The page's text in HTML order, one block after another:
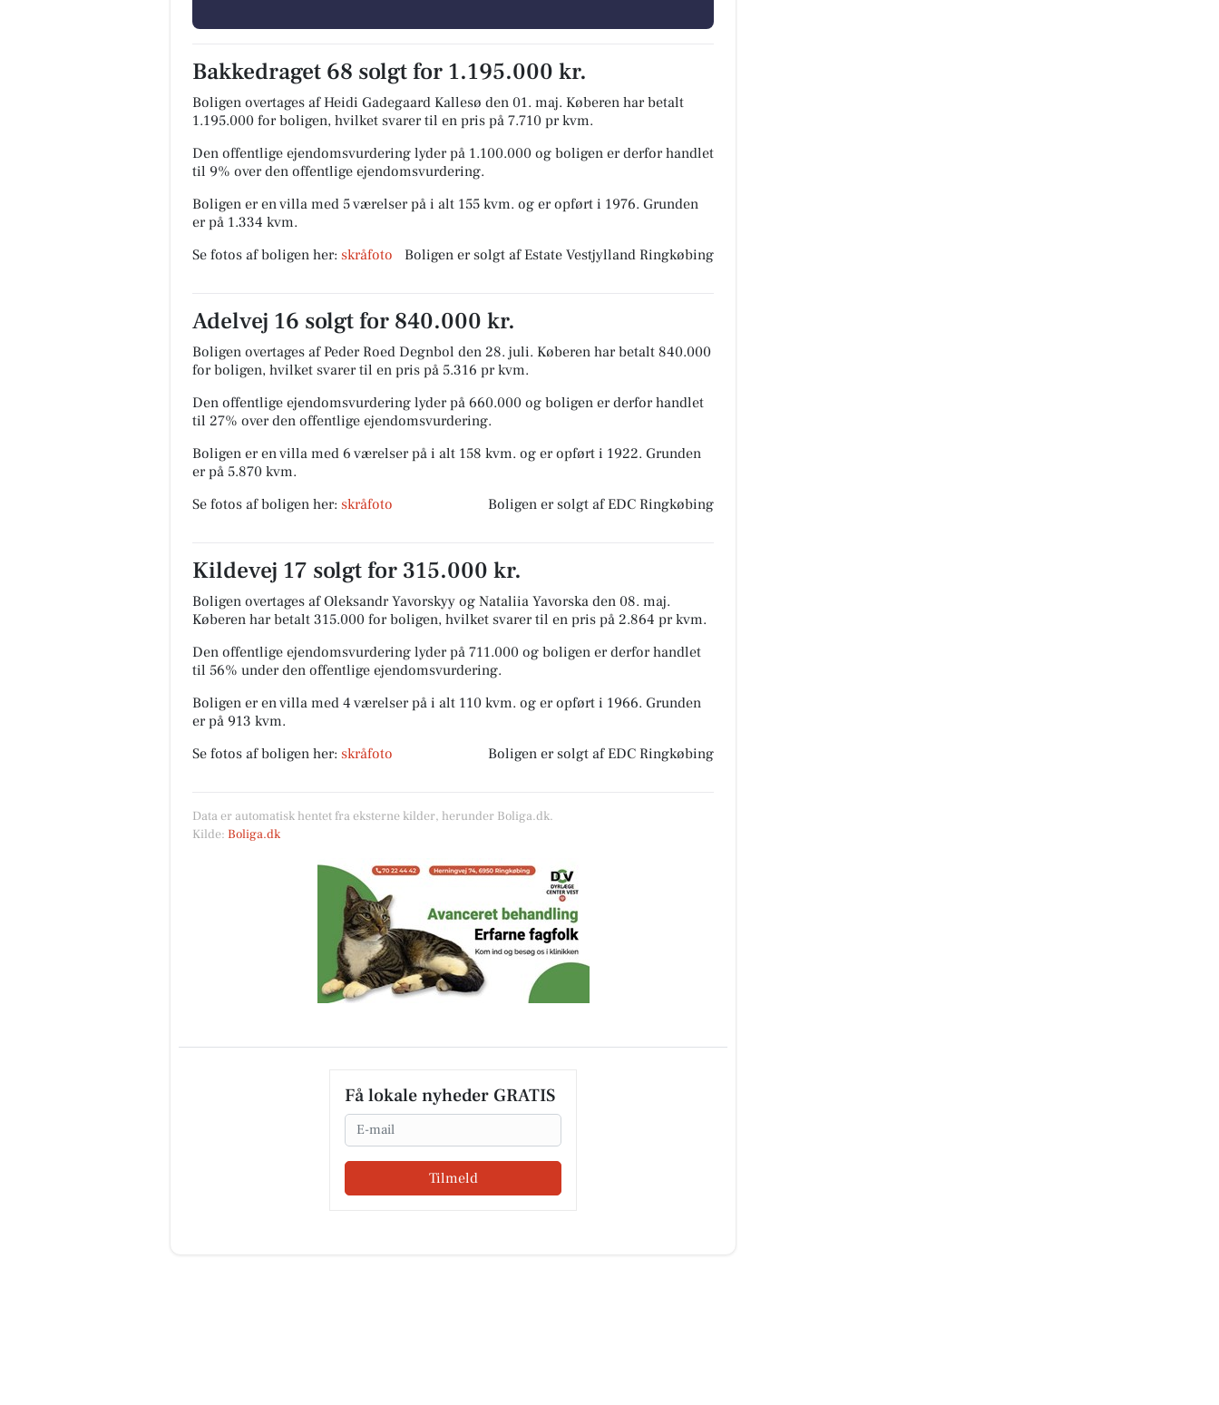
Bakkedraget 68 solgt for 1.195.000 kr.
Boligen overtages af Heidi Gadegaard Kallesø den 01. maj. Køberen har betalt
1.195.000 for boligen, hvilket svarer til en pris på 7.710 pr kvm.
Den offentlige ejendomsvurdering lyder på 1.100.000 og boligen er derfor handlet
til 9% over den offentlige ejendomsvurdering.
Boligen er en villa med 5 værelser på i alt 155 kvm. og er opført i 1976. Grunden
er på 1.334 kvm.
Se fotos af boligen her: skråfoto Boligen er solgt af Estate Vestjylland Ringkøbing
Adelvej 16 solgt for 840.000 kr.
Boligen overtages af Peder Roed Degnbol den 28. juli. Køberen har betalt 840.000
for boligen, hvilket svarer til en pris på 5.316 pr kvm.
Den offentlige ejendomsvurdering lyder på 660.000 og boligen er derfor handlet
til 27% over den offentlige ejendomsvurdering.
Boligen er en villa med 6 værelser på i alt 158 kvm. og er opført i 1922. Grunden
er på 5.870 kvm.
Se fotos af boligen her: skråfoto Boligen er solgt af EDC Ringkøbing
Kildevej 17 solgt for 315.000 kr.
Boligen overtages af Oleksandr Yavorskyy og Nataliia Yavorska den 08. maj.
Køberen har betalt 315.000 for boligen, hvilket svarer til en pris på 2.864 pr kvm.
Den offentlige ejendomsvurdering lyder på 711.000 og boligen er derfor handlet
til 56% under den offentlige ejendomsvurdering.
Boligen er en villa med 4 værelser på i alt 110 kvm. og er opført i 1966. Grunden
er på 913 kvm.
Se fotos af boligen her: skråfoto Boligen er solgt af EDC Ringkøbing
Data er automatisk hentet fra eksterne kilder, herunder Boliga.dk.
Kilde: Boliga.dk
Få lokale nyheder GRATIS
Email
Tilmeld